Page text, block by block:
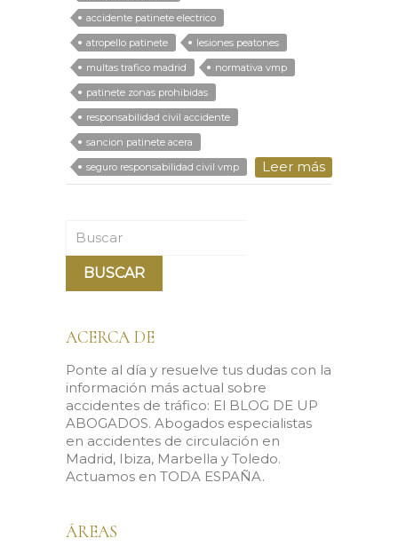
accidente patinete electrico
atropello patinete
lesiones peatones
multas trafico madrid
normativa vmp
patinete zonas prohibidas
responsabilidad civil accidente
sancion patinete acera
seguro responsabilidad civil vmp
Leer más
Buscar
ACERCA DE
Ponte al día y resuelve tus dudas con la
información más actual sobre
accidentes de tráfico: El BLOG DE UP
ABOGADOS. Abogados especialistas
en accidentes de circulación en
Madrid, Ibiza, Marbella y Toledo.
Actuamos en TODA ESPAÑA.
ÁREAS